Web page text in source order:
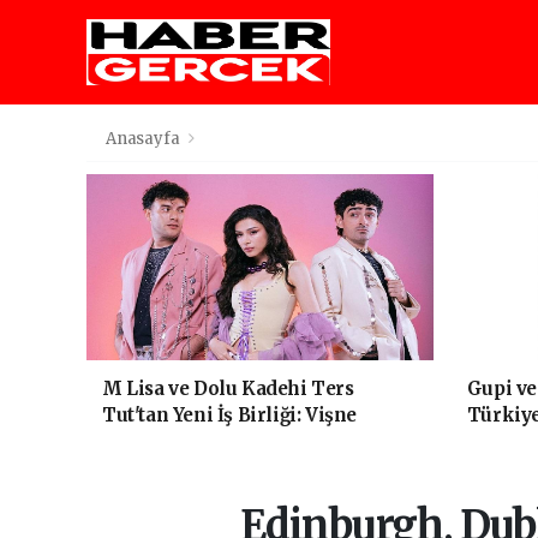
Anasayfa
M Lisa ve Dolu Kadehi Ters
Tut'tan Yeni İş Birliği: Vişne
Gupi
Edinburgh,